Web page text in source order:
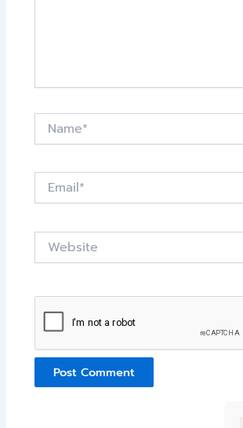
Name*
Website